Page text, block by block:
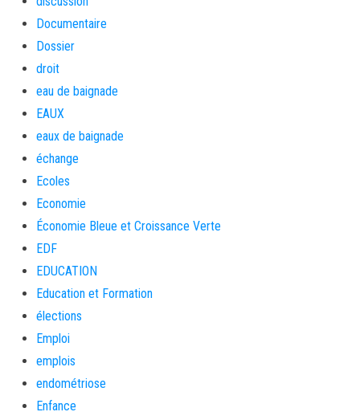
Documentaire
Dossier
droit
eau de baignade
EAUX
eaux de baignade
échange
Ecoles
Economie
Économie Bleue et Croissance Verte
EDF
EDUCATION
Education et Formation
élections
Emploi
emplois
endométriose
Enfance